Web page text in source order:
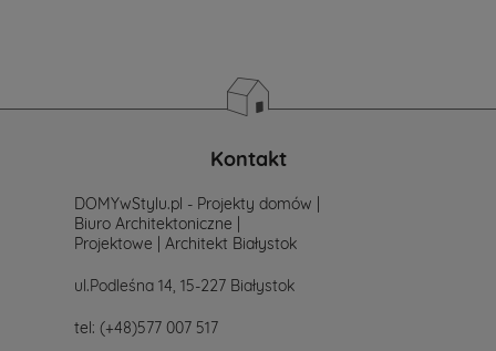
Kontakt
DOMYwStylu.pl - Projekty domów |
Biuro Architektoniczne |
Projektowe | Architekt Białystok
ul.Podleśna 14, 15-227 Białystok
tel: (+48)577 007 517